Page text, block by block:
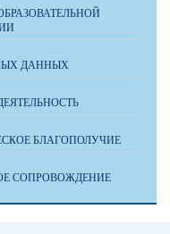
ДАННЫХ
БЛАГОПОЛУЧИЕ
СОПРОВОЖДЕНИЕ